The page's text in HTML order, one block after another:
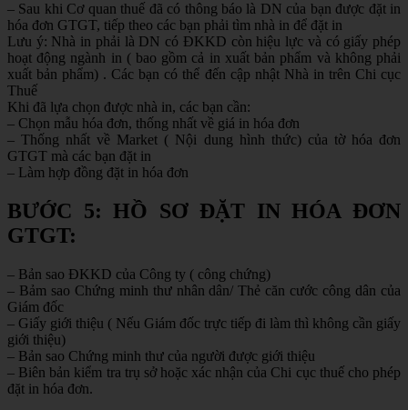
– Sau khi Cơ quan thuế đã có thông báo là DN của bạn được đặt in
hóa đơn GTGT, tiếp theo các bạn phải tìm nhà in để đặt in
Lưu ý: Nhà in phải là DN có ĐKKD còn hiệu lực và có giấy phép
hoạt động ngành in ( bao gồm cả in xuất bản phẩm và không phải
xuất bản phẩm) . Các bạn có thể đến cập nhật Nhà in trên Chi cục
Thuế
Khi đã lựa chọn được nhà in, các bạn cần:
– Chọn mẫu hóa đơn, thống nhất về giá in hóa đơn
– Thống nhất về Market ( Nội dung hình thức) của tờ hóa đơn
GTGT mà các bạn đặt in
– Làm hợp đồng đặt in hóa đơn
BƯỚC 5: HỒ SƠ ĐẶT IN HÓA ĐƠN
GTGT:
– Bản sao ĐKKD của Công ty ( công chứng)
– Bảm sao Chứng minh thư nhân dân/ Thẻ căn cước công dân của
Giám đốc
– Giấy giới thiệu ( Nếu Giám đốc trực tiếp đi làm thì không cần giấy
giới thiệu)
– Bản sao Chứng minh thư của người được giới thiệu
– Biên bản kiểm tra trụ sở hoặc xác nhận của Chi cục thuế cho phép
đặt in hóa đơn.